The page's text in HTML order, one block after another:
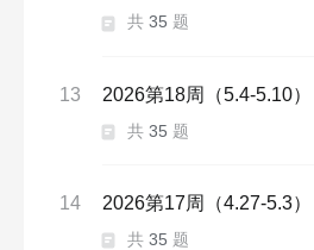
共 35 题
13 2026第18周（5.4-5.10）
共 35 题
14 2026第17周（4.27-5.3）
共 35 题